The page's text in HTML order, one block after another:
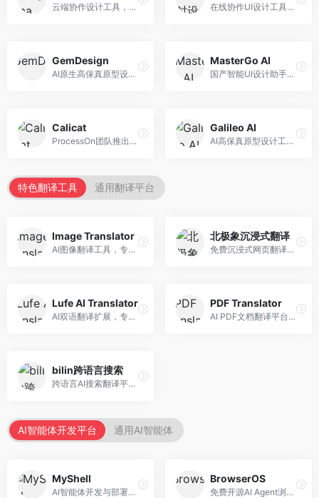
云端协作设计工具，整合AI设计辅助功能。面向UI/UX设计师和产品团队，提供界面设计、原型制作、团队协作等服务，协作功能强大，是UI设计领域的标杆产品。 在线协作UI设计工具，整合AI设计功能。面向设计师和产品团队，提供界面设计、原型制作、设计资源库等服务，国产协作设计平台。
GemDesign
AI原生高保真原型设计工具，专注于智能设计生成。面向设计师，提供界面生成、设计优化、原型制作等服务，设计自动化程度高。
MasterGo AI
国产智能UI设计助手，专注于界面设计自动化。面向UI设计师，提供界面生成、组件设计、设计系统构建等服务，中文用户适配性好。
Calicat
ProcessOn团队推出的产设研协作平台，整合设计与协作功能。面向产品团队，提供设计协作、文档管理、团队沟通等服务，产研协作便捷。
Galileo AI
AI高保真原型设计工具，专注于UI界面生成。面向设计师和产品团队，提供界面生成、交互设计、设计优化等服务，界面质量高。
特色翻译工具 通用翻译平台
Image Translator
AI图像翻译工具，专注于图片文字翻译。面向设计师和电商从业者，提供图片文字识别、翻译、替换等服务，图像翻译效果好。
北极象沉浸式翻译
免费沉浸式网页翻译工具，专注于阅读体验。面向普通用户，提供网页双语翻译、文档翻译等服务，免费使用，翻译质量高。
Lufe AI Translator
AI双语翻译扩展，专注于浏览器翻译场景。面向外语内容阅读者，提供网页双语翻译、划词翻译等服务，浏览器集成便捷。
PDF Translator
AI PDF文档翻译平台，专注于文档本地化。面向商务人士，提供PDF翻译、格式保留、批量处理等服务，文档翻译专业。
bilin跨语言搜索
跨语言AI搜索翻译平台，专注于信息获取。面向研究者和内容创作者，提供跨语言搜索、内容翻译、信息整合等服务，跨语言检索能力强。
AI智能体开发平台 通用AI智能体
MyShell
AI智能体开发与部署平台，专注于语音交互智能体。面向开发者，提供语音智能体创建、部署服务、社区分享等功能，语音交互能力强。
BrowserOS
免费开源AI Agent浏览器，专注于浏览器自动化。面向开发者，提供浏览器控制、任务自动化、API接口等服务，开源免费。